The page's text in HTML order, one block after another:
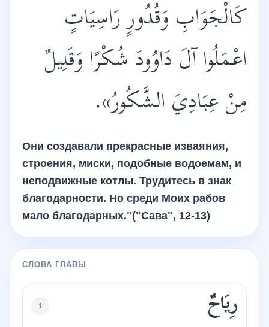
كَالْجَوَابِ وَقُدُورٍ رَاسِيَاتٍ
اعْمَلُوا آلَ دَاوُودَ شُكْرًا وَقَلِيلٌ
مِنْ عِبَادِيَ الشَّكُورُ».
Они создавали прекрасные изваяния,
строения, миски, подобные водоемам, и
неподвижные котлы. Трудитесь в знак
благодарности. Но среди Моих рабов
мало благодарных."("Сава", 12-13)
СЛОВА ГЛАВЫ
1 رِيَاحٌ